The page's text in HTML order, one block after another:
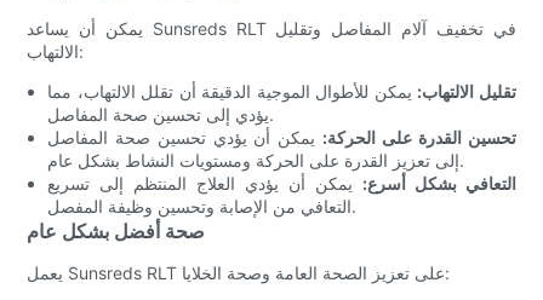
يمكن أن يساعد Sunsreds RLT في تخفيف آلام المفاصل وتقليل
الالتهاب:
تقليل الالتهاب: يمكن للأطوال الموجية الدقيقة أن تقلل الالتهاب، مما
يؤدي إلى تحسين صحة المفاصل.
تحسين القدرة على الحركة: يمكن أن يؤدي تحسين صحة المفاصل
إلى تعزيز القدرة على الحركة ومستويات النشاط بشكل عام.
التعافي بشكل أسرع: يمكن أن يؤدي العلاج المنتظم إلى تسريع
التعافي من الإصابة وتحسين وظيفة المفصل.
صحة أفضل بشكل عام
يعمل Sunsreds RLT على تعزيز الصحة العامة وصحة الخلايا: